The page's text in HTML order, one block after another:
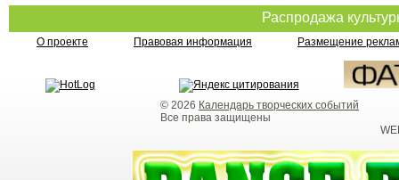
Распродажа
О проекте Правовая информация Размещение
© 2026 Календарь творческих событий
Все права защищены